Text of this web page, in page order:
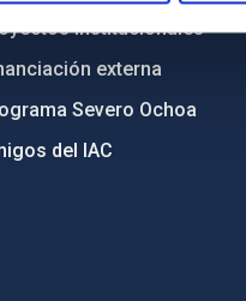
institucionales
externa
Severo Ochoa
del IAC